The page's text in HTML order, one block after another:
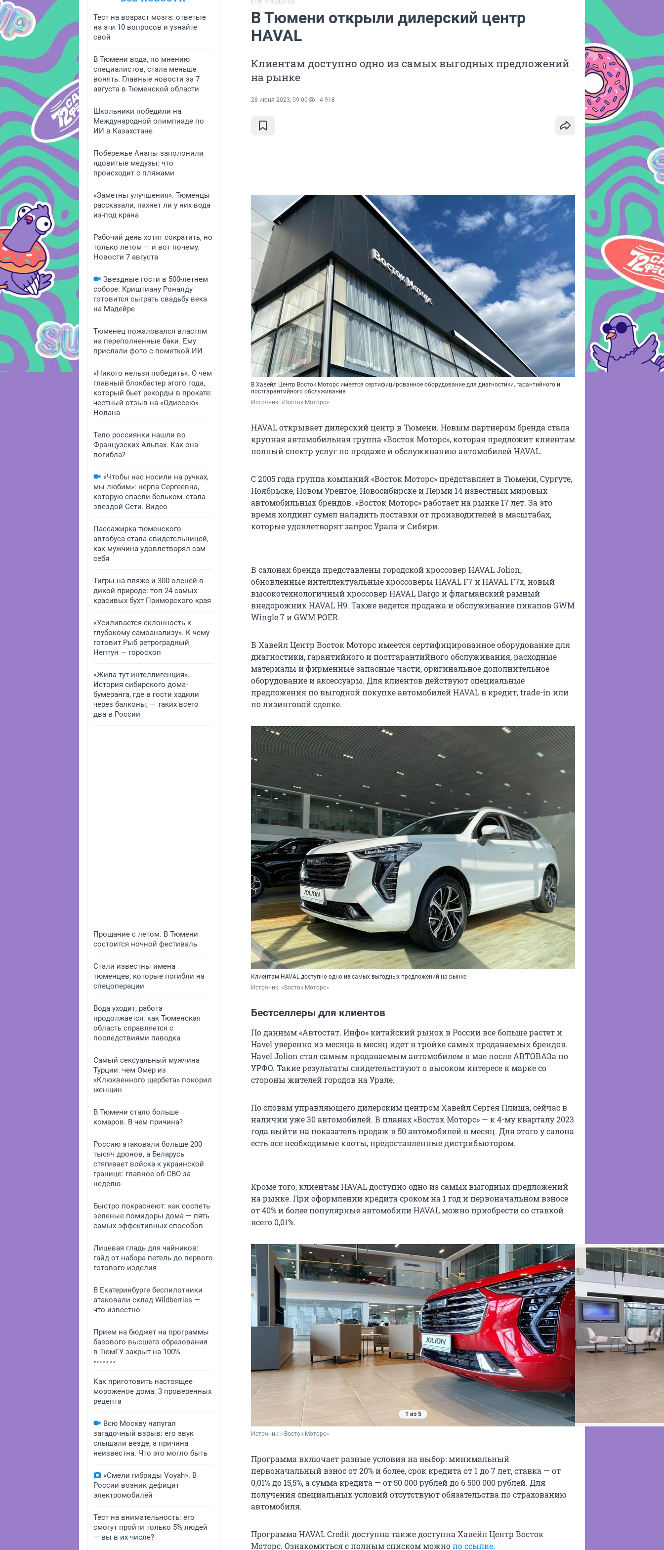
Тест на возраст мозга: ответьте
на эти 10 вопросов и узнайте
свой
В Тюмени вода, по мнению
специалистов, стала меньше
вонять. Главные новости за 7
августа в Тюменской области
Школьники победили на
Международной олимпиаде по
ИИ в Казахстане
Побережье Анапы заполонили
ядовитые медузы: что
происходит с пляжами
«Заметны улучшения». Тюменцы
рассказали, пахнет ли у них вода
из-под крана
Рабочий день хотят сократить, но
только летом — и вот почему.
Новости 7 августа
Звездные гости в 500-летнем
соборе: Криштиану Роналду
готовится сыграть свадьбу века
на Мадейре
Тюменец пожаловался властям
на переполненные баки. Ему
прислали фото с пометкой ИИ
«Никого нельзя победить». О чем
главный блокбастер этого года,
который бьет рекорды в прокате:
честный отзыв на «Одиссею»
Нолана
Тело россиянки нашли во
Французских Альпах. Как она
погибла?
«Чтобы нас носили на ручках,
мы любим»: нерпа Сергеевна,
которую спасли бельком, стала
звездой Сети. Видео
Пассажирка тюменского
автобуса стала свидетельницей,
как мужчина удовлетворял сам
себя
Тигры на пляже и 300 оленей в
дикой природе: топ-24 самых
красивых бухт Приморского края
«Усиливается склонность к
глубокому самоанализу». К чему
готовит Рыб ретроградный
Нептун — гороскоп
«Жила тут интеллигенция».
История сибирского дома-
бумеранга, где в гости ходили
через балконы, — таких всего
два в России
Прощание с летом. В Тюмени
состоится ночной фестиваль
Стали известны имена
тюменцев, которые погибли на
спецоперации
Вода уходит, работа
продолжается: как Тюменская
область справляется с
последствиями паводка
Самый сексуальный мужчина
Турции: чем Омер из
«Клюквенного щербета» покорил
женщин
В Тюмени стало больше
комаров. В чем причина?
Россию атаковали больше 200
тысяч дронов, а Беларусь
стягивает войска к украинской
границе: главное об СВО за
неделю
Быстро покраснеют: как соспеть
зеленые помидоры дома — пять
самых эффективных способов
Лицевая гладь для чайников:
гайд от набора петель до первого
готового изделия
В Екатеринбурге беспилотники
атаковали склад Wildberries —
что известно
Прием на бюджет на программы
базового высшего образования
в ТюмГУ закрыт на 100%
Как приготовить настоящее
мороженое дома: 3 проверенных
рецепта
Всю Москву напугал
загадочный взрыв: его звук
слышали везде, а причина
неизвестна. Что это могло быть
«Смели гибриды Voyah». В
России возник дефицит
электромобилей
Тест на внимательность: его
смогут пройти только 5% людей
— вы в их числе?
Erid: Kra242FQo
В Тюмени открыли дилерский центр
HAVAL
Клиентам доступно одно из самых выгодных предложений
на рынке
28 июня 2023, 09:00 4 918
В Хавейл Центр Восток Моторс имеется сертифицированное оборудование для диагностики, гарантийного и
постгарантийного обслуживания
Источник: «Восток Моторс»
HAVAL открывает дилерский центр в Тюмени. Новым партнером бренда стала
крупная автомобильная группа «Восток Моторс», которая предложит клиентам
полный спектр услуг по продаже и обслуживанию автомобилей HAVAL.
С 2005 года группа компаний «Восток Моторс» представляет в Тюмени, Сургуте,
Ноябрьске, Новом Уренгое, Новосибирске и Перми 14 известных мировых
автомобильных брендов. «Восток Моторс» работает на рынке 17 лет. За это
время холдинг сумел наладить поставки от производителей в масштабах,
которые удовлетворят запрос Урала и Сибири.
В салонах бренда представлены городской кроссовер HAVAL Jolion,
обновленные интеллектуальные кроссоверы HAVAL F7 и HAVAL F7x, новый
высокотехнологичный кроссовер HAVAL Dargo и флагманский рамный
внедорожник HAVAL H9. Также ведется продажа и обслуживание пикапов GWM
Wingle 7 и GWM POER.
В Хавейл Центр Восток Моторс имеется сертифицированное оборудование для
диагностики, гарантийного и постгарантийного обслуживания, расходные
материалы и фирменные запасные части, оригинальное дополнительное
оборудование и аксессуары. Для клиентов действуют специальные
предложения по выгодной покупке автомобилей HAVAL в кредит, trade-in или
по лизинговой сделке.
Клиентам HAVAL доступно одно из самых выгодных предложений на рынке
Источник: «Восток Моторс»
Бестселлеры для клиентов
По данным «Автостат. Инфо» китайский рынок в России все больше растет и
Havel уверенно из месяца в месяц идет в тройке самых продаваемых брендов.
Havel Jolion стал самым продаваемым автомобилем в мае после АВТОВАЗа по
УРФО. Такие результаты свидетельствуют о высоком интересе к марке со
стороны жителей городов на Урале.
По словам управляющего дилерским центром Хавейл Сергея Плиша, сейчас в
наличии уже 30 автомобилей. В планах «Восток Моторс» — к 4-му кварталу 2023
года выйти на показатель продаж в 50 автомобилей в месяц. Для этого у салона
есть все необходимые квоты, предоставленные дистрибьютором.
Кроме того, клиентам HAVAL доступно одно из самых выгодных предложений
на рынке. При оформлении кредита сроком на 1 год и первоначальном взносе
от 40% и более популярные автомобили HAVAL можно приобрести со ставкой
всего 0,01%.
1 из 5
Источник: «Восток Моторс»
Программа включает разные условия на выбор: минимальный
первоначальный взнос от 20% и более, срок кредита от 1 до 7 лет, ставка — от
0,01% до 15,5%, а сумма кредита — от 50 000 рублей до 6 500 000 рублей. Для
получения специальных условий отсутствуют обязательства по страхованию
автомобиля.
Программа HAVAL Credit доступна также доступна Хавейл Центр Восток
Моторс. Ознакомиться с полным списком можнопо ссылке.